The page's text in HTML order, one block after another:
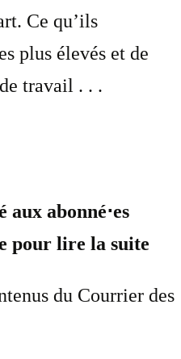
Ce qu’ils
plus élevés et de
travail . . .
abonné⋅es
pour lire la suite
du Courrier des